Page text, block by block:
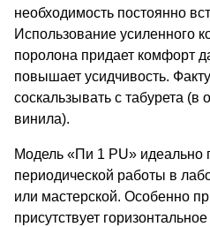
необходимость постоянно
Использование усиленного
поролона придает комфорт
повышает усидчивость.
соскальзывать с табурета (в
винила).
Модель «Пи 1 PU» идеально
периодической работы в
или мастерской. Особенно
присутствует